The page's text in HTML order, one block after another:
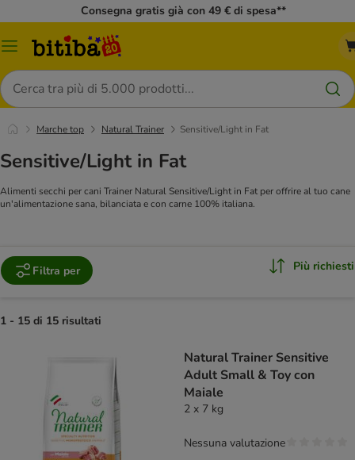
Consegna gratis già con 49 € di spesa**
Overview
Cerca
Marche top Natural Trainer Sensitive/Light in Fat
Sensitive/Light in Fat
Alimenti secchi per cani Trainer Natural Sensitive/Light in Fat per offrire al tuo cane
un'alimentazione sana, bilanciata e con carne 100% italiana.
Filtra per Più richiesti
1 - 15 di 15 risultati
Natural Trainer Sensitive
Adult Small & Toy con
Maiale
2 x 7 kg
Nessuna valutazione